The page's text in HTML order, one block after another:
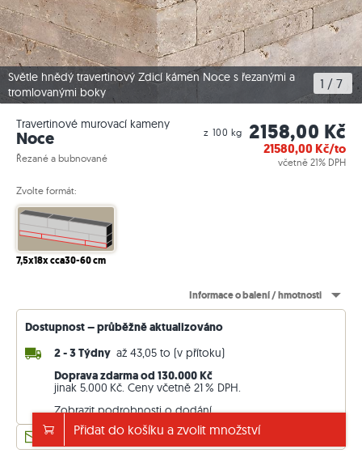
Světle hnědý travertinový Zdicí kámen Noce s řezanými a
tromlovanými boky
1 / 7
Travertinové murovací kameny
Noce
Řezané a bubnované
z 100 kg 2158,00 Kč
21580,00 Kč/to
včetně 21% DPH
Zvolte formát:
7,5x18x cca30-60 cm
Informace o balení / hmotnosti
Dostupnost – průběžně aktualizováno
2 - 3 Týdny až 43,05 to (v přítoku)
Doprava zdarma od 130.000 Kč
jinak 5.000 Kč. Ceny včetně 21 % DPH.
Zobrazit podrobnosti o dodání
Poptávka pro firemní zákazníky
Přidat do košíku a zvolit množství